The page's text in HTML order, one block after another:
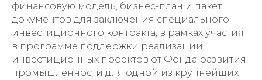
финансовую модель, бизнес-план и пакет
документов для заключения специального
инвестиционного контракта, в рамках участия
в программе поддержки реализации
инвестиционных проектов от Фонда развития
промышленности для одной из крупнейших